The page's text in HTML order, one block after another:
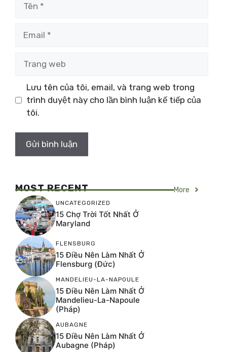
Lưu tên của tôi, email, và trang web trong
trình duyệt này cho lần bình luận kế tiếp của
tôi.
MOST RECENT More
UNCATEGORIZED
15 Chợ Trời Tốt Nhất Ở
Maryland
FLENSBURG
15 Điều Nên Làm Nhất Ở
Flensburg (Đức)
MANDELIEU-LA-NAPOULE
15 Điều Nên Làm Nhất Ở
Mandelieu-La-Napoule
(Pháp)
AUBAGNE
15 Điều Nên Làm Nhất Ở
Aubagne (Pháp)